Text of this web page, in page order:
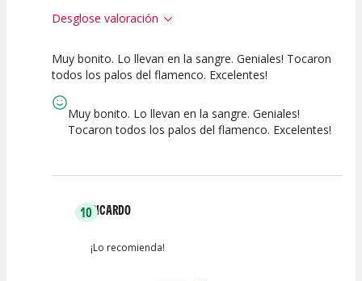
Desglose valoración
10
Espectáculo
10
Escena
10
artística
Muy bonito. Lo llevan en la sangre. Geniales! Tocaron
todos los palos del flamenco. Excelentes!
Muy bonito. Lo llevan en la sangre. Geniales!
Tocaron todos los palos del flamenco. Excelentes!
10RICARDO
¡Lo recomienda!